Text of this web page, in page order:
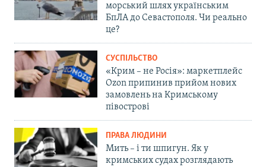
морський шлях українським
БпЛА до Севастополя. Чи реально
це?
СУСПІЛЬСТВО
«Крим – не Росія»: маркетплейс
Ozon припинив прийом нових
замовлень на Кримському
півострові
ПРАВА ЛЮДИНИ
Мить – і ти шпигун. Як у
кримських судах розглядають